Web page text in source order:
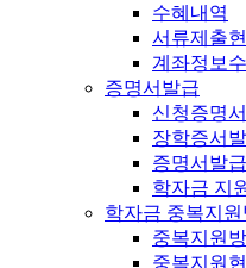
수혜내역
서류제출
계좌정보
증명서발급
신청증명
장학증서
증명서발급
학자금 지
학자금 중복지원
중복지원
중복지원